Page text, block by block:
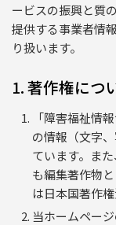
ービスの振興と質
提供する事業者情
り扱います。
1. 著作権につ
「障害福祉情
の情報（文字
ています。ま
も編集著作物
は日本国著作
当ホームペー